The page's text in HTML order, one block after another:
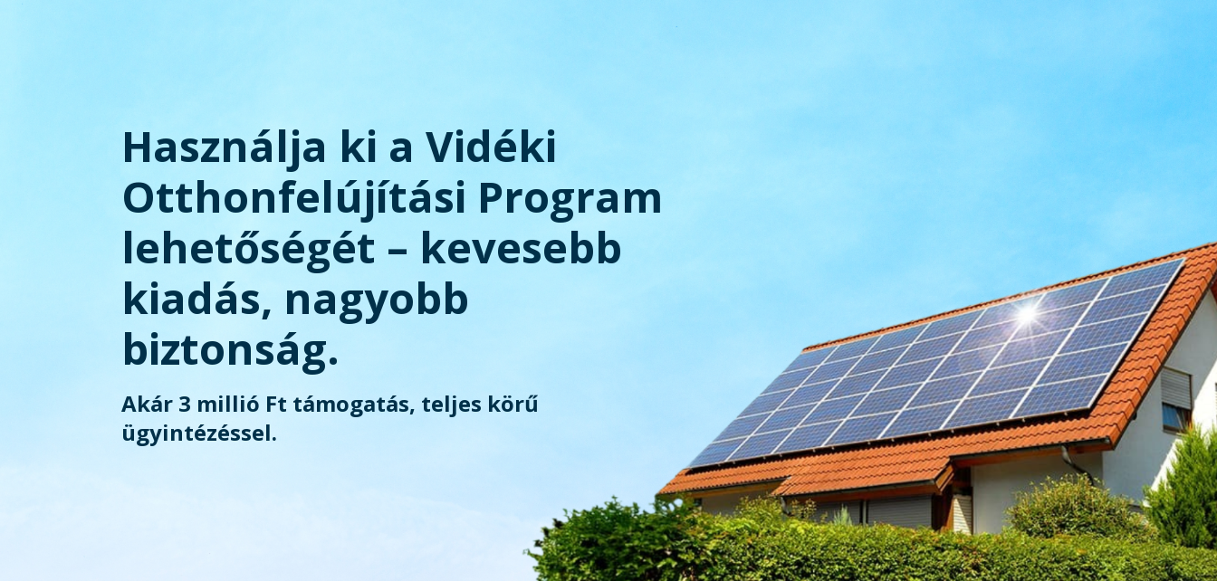
Használja ki a Vidéki
Otthonfelújítási Program
lehetőségét – kevesebb
kiadás, nagyobb
biztonság.
Akár 3 millió Ft támogatás, teljes körű
ügyintézéssel.